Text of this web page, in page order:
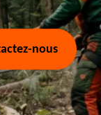
nous